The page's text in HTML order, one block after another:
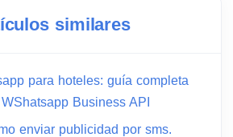
similares
para hoteles: guía completa
Business API
enviar publicidad por sms.